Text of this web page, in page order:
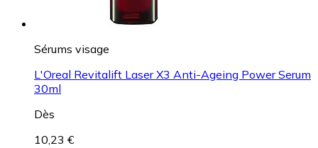
Sérums visage
L'Oreal Revitalift Laser X3 Anti-Ageing Power Serum
30ml
Dès
10,23 €